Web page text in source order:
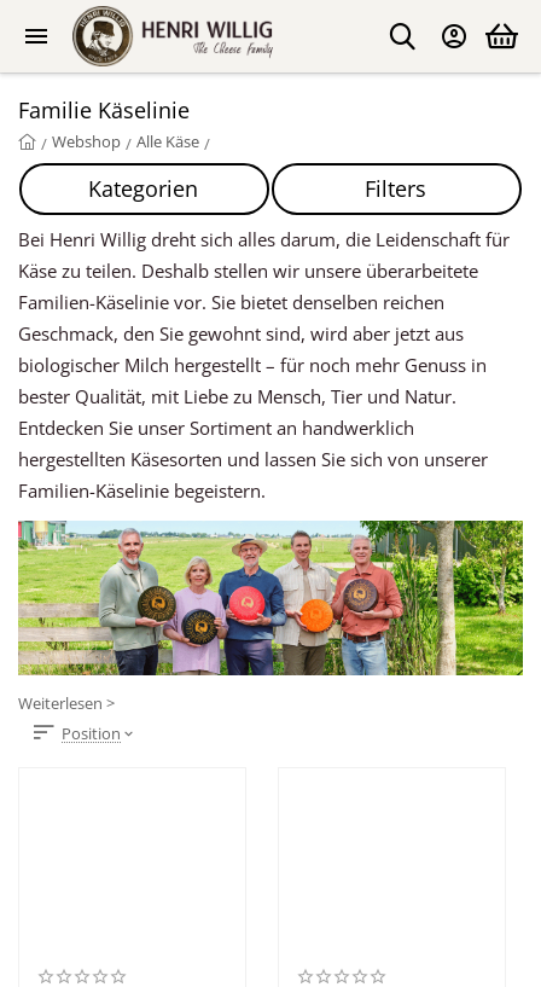
Familie Käselinie
/ Webshop / Alle Käse /
Kategorien Filters
Bei Henri Willig dreht sich alles darum, die Leidenschaft für
Käse zu teilen. Deshalb stellen wir unsere überarbeitete
Familien-Käselinie vor. Sie bietet denselben reichen
Geschmack, den Sie gewohnt sind, wird aber jetzt aus
biologischer Milch hergestellt – für noch mehr Genuss in
bester Qualität, mit Liebe zu Mensch, Tier und Natur.
Entdecken Sie unser Sortiment an handwerklich
hergestellten Käsesorten und lassen Sie sich von unserer
Familien-Käselinie begeistern.
Weiterlesen >
Position